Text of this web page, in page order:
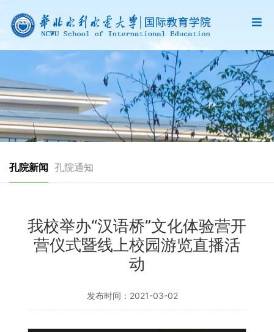
孔院新闻 孔院通知
我校举办“汉语桥”文化体验营开
营仪式暨线上校园游览直播活
动
发布时间：2021-03-02